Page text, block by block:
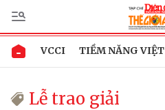
VCCI TIỀM NĂNG VIỆT
Lễ trao giải